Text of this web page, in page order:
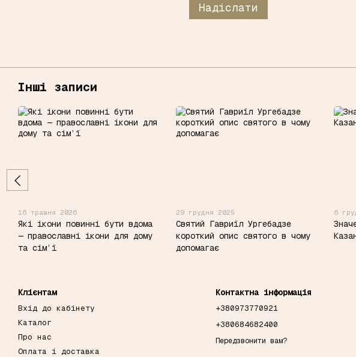
Надіслати
Інші записи
16 травня 2026
Які ікони повинні бути вдома
— православні ікони для дому
та сім’ї
29 грудня 2025
Святий Гавриїл Ургебадзе
короткий опис святого в чому
допомагає
6
Клієнтам
Вхід до кабінету
Каталог
Про нас
Оплата і доставка
Контактна інформація
+380973770921
+380684682400
Передзвонити вам?